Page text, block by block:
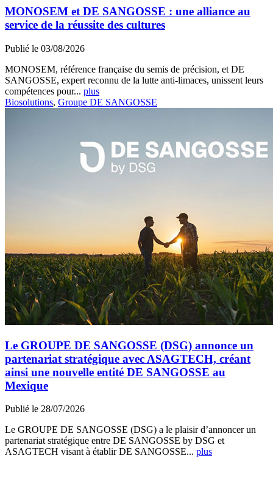
MONOSEM et DE SANGOSSE : une alliance au
service de la réussite des cultures
Publié le 03/08/2026
MONOSEM, référence française du semis de précision, et DE
SANGOSSE, expert reconnu de la lutte anti-limaces, unissent leurs
compétences pour... plus
Biosolutions, Groupe DE SANGOSSE
Le GROUPE DE SANGOSSE (DSG) annonce un
partenariat stratégique avec ASAGTECH, créant
ainsi une nouvelle entité DE SANGOSSE au
Mexique
Publié le 28/07/2026
Le GROUPE DE SANGOSSE (DSG) a le plaisir d’annoncer un
partenariat stratégique entre DE SANGOSSE by DSG et
ASAGTECH visant à établir DE SANGOSSE... plus